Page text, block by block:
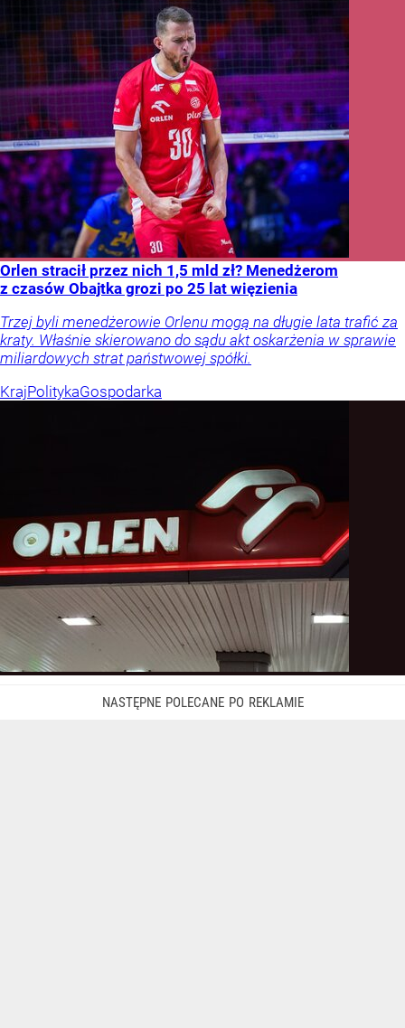
Orlen stracił przez nich 1,5 mld zł? Menedżerom
z czasów Obajtka grozi po 25 lat więzienia
Trzej byli menedżerowie Orlenu mogą na długie lata trafić za
kraty. Właśnie skierowano do sądu akt oskarżenia w sprawie
miliardowych strat państwowej spółki.
KrajPolitykaGospodarka